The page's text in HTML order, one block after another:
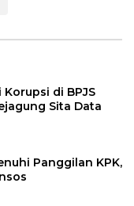
di BPJS
Sita Data
Panggilan KPK,